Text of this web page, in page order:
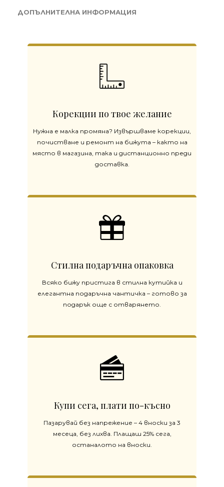
ДОПЪЛНИТЕЛНА ИНФОРМАЦИЯ
Корекции по твое желание
Нужна е малка промяна? Извършваме корекции,
почистване и ремонт на бижута – както на
място в магазина, така и дистанционно преди
доставка.
Стилна подаръчна опаковка
Всяко бижу пристига в стилна кутийка и
елегантна подаръчна чантичка – готово за
подарък още с отварянето.
Купи сега, плати по-късно
Пазарувай без напрежение – 4 вноски за 3
месеца, без лихва. Плащаш 25% сега,
останалото на вноски.